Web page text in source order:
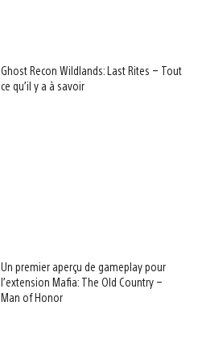
Ghost Recon Wildlands: Last Rites – Tout
ce qu’il y a à savoir
Un premier aperçu de gameplay pour
l’extension Mafia: The Old Country –
Man of Honor